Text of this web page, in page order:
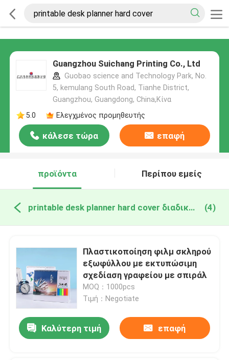
Guangzhou Suichang Printing Co., Ltd
Guobao science and Technology Park, No.
5, kemulang South Road, Tianhe District,
Guangzhou, Guangdong, China,Κίνα
5.0
Ελεγχμένος προμηθευτής
κάλεσε τώρα επαφή
προϊόντα Περίπου εμείς
printable desk planner hard cover διαδικτυακή κατασκευή (4)
Πλαστικοποίηση φιλμ σκληρού
εξωφύλλου με εκτυπώσιμη
σχεδίαση γραφείου με σπιράλ
MOQ：1000pcs
Τιμή：Negotiate
Καλύτερη τιμή επαφή